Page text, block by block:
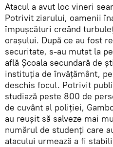
Atacul a avut loc vineri
Potrivit ziarului, oamenii
împușcături creând
orașului. După ce au fost
securitate, s-au mutat la
află Școala secundară de
instituția de învățământ,
deschis focul. Potrivit
studiază peste 800 de
de cuvânt al poliției,
au reușit să salveze mai
numărul de studenți care
atacului urmează a fi